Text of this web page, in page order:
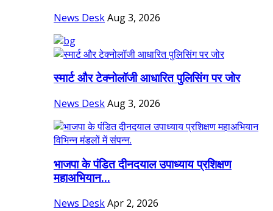
News DeskAug 3, 2026
स्मार्ट और टेक्नोलॉजी आधारित पुलिसिंग पर जोर
News DeskAug 3, 2026
भाजपा के पंडित दीनदयाल उपाध्याय प्रशिक्षण
महाअभियान...
News DeskApr 2, 2026